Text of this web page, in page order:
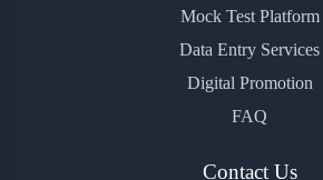
Mock Test Platform
Data Entry Services
Digital Promotion
FAQ
Contact Us